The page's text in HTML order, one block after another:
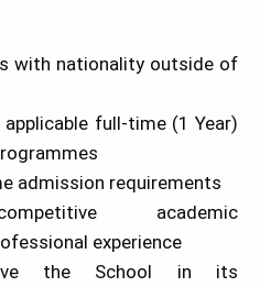
with nationality outside of
full-time (1 Year)
admission requirements
academic
experience
the School in its